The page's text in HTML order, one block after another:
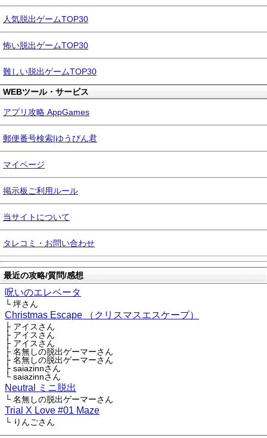
人気脱出ゲームTOP30
怖い脱出ゲームTOP30
難しい脱出ゲームTOP30
WEBツール・サービス
アプリ攻略 AppGames
郵便番号検索|ゆうびん君
マイページ
掲示板ご利用ルール
当サイトについて
タレコミ・お問い合わせ
最近の攻略/質問/感想
呪いのエレベータ
└ 坪さん
Christmas Escape （クリスマスエスケープ）
├ アイスさん
├ アイスさん
├ アイスさん
├ 名無しの脱出ゲーマーさん
├ 名無しの脱出ゲーマーさん
├ saiazinnさん
└ saiazinnさん
Neutral ミニ脱出
└ 名無しの脱出ゲーマーさん
Trial X Love #01 Maze
└ りんごさん